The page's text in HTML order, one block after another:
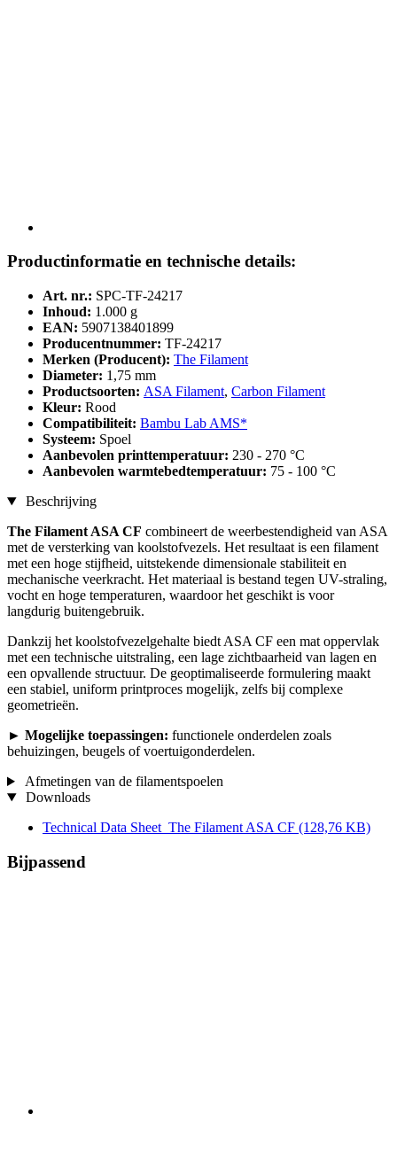
Productinformatie en technische details:
Art. nr.: SPC-TF-24217
Inhoud: 1.000 g
EAN: 5907138401899
Producentnummer: TF-24217
Merken (Producent): The Filament
Diameter: 1,75 mm
Productsoorten: ASA Filament, Carbon Filament
Kleur: Rood
Compatibiliteit: Bambu Lab AMS*
Systeem: Spoel
Aanbevolen printtemperatuur: 230 - 270 °C
Aanbevolen warmtebedtemperatuur: 75 - 100 °C
Beschrijving
The Filament ASA CF combineert de weerbestendigheid van ASA
met de versterking van koolstofvezels. Het resultaat is een filament
met een hoge stijfheid, uitstekende dimensionale stabiliteit en
mechanische veerkracht. Het materiaal is bestand tegen UV-straling,
vocht en hoge temperaturen, waardoor het geschikt is voor
langdurig buitengebruik.
Dankzij het koolstofvezelgehalte biedt ASA CF een mat oppervlak
met een technische uitstraling, een lage zichtbaarheid van lagen en
een opvallende structuur. De geoptimaliseerde formulering maakt
een stabiel, uniform printproces mogelijk, zelfs bij complexe
geometrieën.
► Mogelijke toepassingen: functionele onderdelen zoals
behuizingen, beugels of voertuigonderdelen.
Afmetingen van de filamentspoelen
Downloads
Technical Data Sheet_The Filament ASA CF (128,76 KB)
Bijpassend